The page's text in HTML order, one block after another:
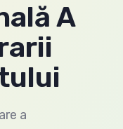
A
a